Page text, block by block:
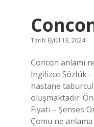
Tarih: Eylül 13, 2024
Concon anlamı
İngilizce Sözlük
hastane
oluşmaktadır.
Fiyatı – Şenses
Çomu ne